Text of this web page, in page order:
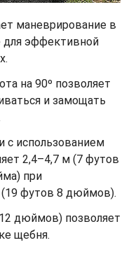
маневрирование в
для эффективной
на 90º позволяет
и замощать
с использованием
2,4–4,7 м (7 футов
при
футов 8 дюймов).
дюймов) позволяет
щебня.